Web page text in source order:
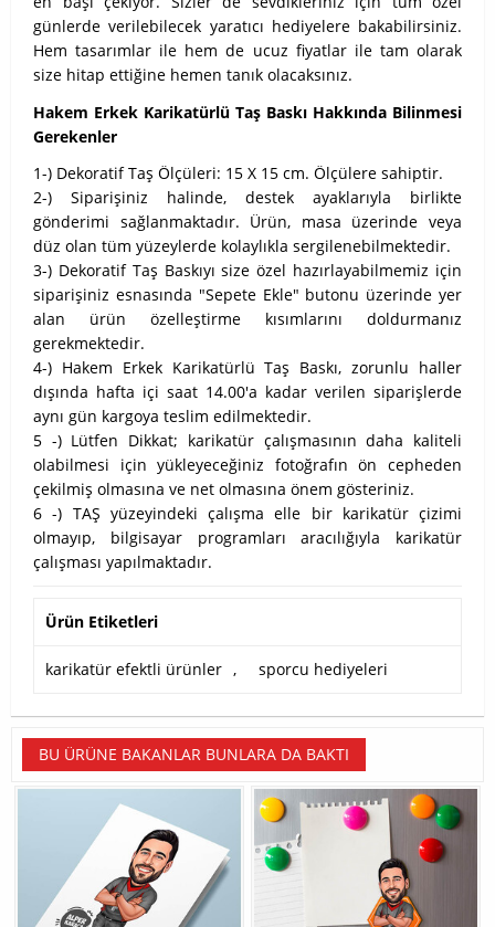
günlerde verilebilecek yaratıcı hediyelere bakabilirsiniz.
Hem tasarımlar ile hem de ucuz fiyatlar ile tam olarak
size hitap ettiğine hemen tanık olacaksınız.
Hakem Erkek Karikatürlü Taş Baskı Hakkında Bilinmesi
Gerekenler
1-) Dekoratif Taş Ölçüleri: 15 X 15 cm. Ölçülere sahiptir.
2-) Siparişiniz halinde, destek ayaklarıyla birlikte
gönderimi sağlanmaktadır. Ürün, masa üzerinde veya
düz olan tüm yüzeylerde kolaylıkla sergilenebilmektedir.
3-) Dekoratif Taş Baskıyı size özel hazırlayabilmemiz için
siparişiniz esnasında "Sepete Ekle" butonu üzerinde yer
alan ürün özelleştirme kısımlarını doldurmanız
gerekmektedir.
4-) Hakem Erkek Karikatürlü Taş Baskı, zorunlu haller
dışında hafta içi saat 14.00'a kadar verilen siparişlerde
aynı gün kargoya teslim edilmektedir.
5 -) Lütfen Dikkat; karikatür çalışmasının daha kaliteli
olabilmesi için yükleyeceğiniz fotoğrafın ön cepheden
çekilmiş olmasına ve net olmasına önem gösteriniz.
6 -) TAŞ yüzeyindeki çalışma elle bir karikatür çizimi
olmayıp, bilgisayar programları aracılığıyla karikatür
çalışması yapılmaktadır.
Ürün Etiketleri
karikatür efektli ürünler , sporcu hediyeleri
BU ÜRÜNE BAKANLAR BUNLARA DA BAKTI